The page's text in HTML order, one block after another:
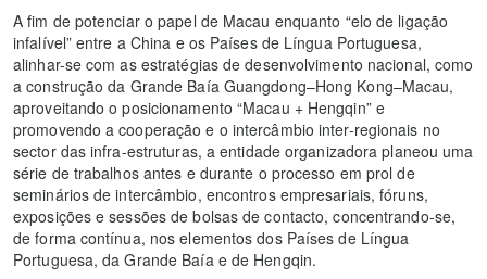
A fim de potenciar o papel de Macau enquanto “elo de ligação
infalível” entre a China e os Países de Língua Portuguesa,
alinhar-se com as estratégias de desenvolvimento nacional, como
a construção da Grande Baía Guangdong–Hong Kong–Macau,
aproveitando o posicionamento “Macau + Hengqin” e
promovendo a cooperação e o intercâmbio inter-regionais no
sector das infra-estruturas, a entidade organizadora planeou uma
série de trabalhos antes e durante o processo em prol de
seminários de intercâmbio, encontros empresariais, fóruns,
exposições e sessões de bolsas de contacto, concentrando-se,
de forma contínua, nos elementos dos Países de Língua
Portuguesa, da Grande Baía e de Hengqin.